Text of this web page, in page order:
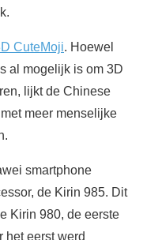
CuteMoji. Hoewel
al mogelijk is om 3D
lijkt de Chinese
meer menselijke
smartphone
de Kirin 985. Dit
Kirin 980, de eerste
het eerst werd